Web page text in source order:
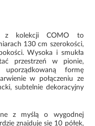
z kolekcji COMO to
130 cm szerokości,
Wysoka i smukła
przestrzeń w pionie,
formę
w połączeniu ze
subtelnie dekoracyjny
z myślą o wygodnej
znajduje się 10 półek,